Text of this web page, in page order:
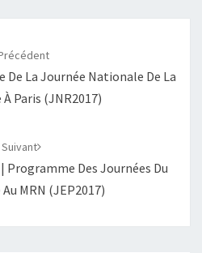
De La Journée Nationale De La
Paris (JNR2017)
Suivant
Programme Des Journées Du
MRN (JEP2017)